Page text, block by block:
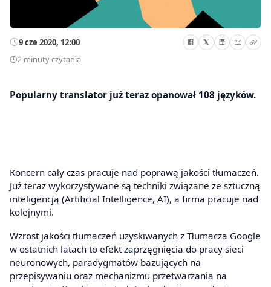
9 cze 2020, 12:00
2 minuty czytania
Popularny translator już teraz opanował 108 języków.
Koncern cały czas pracuje nad poprawą jakości tłumaczeń.
Już teraz wykorzystywane są techniki związane ze sztuczną
inteligencją (Artificial Intelligence, AI), a firma pracuje nad
kolejnymi.
Wzrost jakości tłumaczeń uzyskiwanych z Tłumacza Google
w ostatnich latach to efekt zaprzęgnięcia do pracy sieci
neuronowych, paradygmatów bazujących na
przepisywaniu oraz mechanizmu przetwarzania na